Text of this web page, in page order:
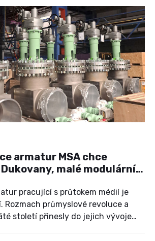
spolupracují dlouhodobě a přinášejí
zkušenosti z předchozích ročníků,
komisi také nové osobnosti.
armatur MSA chce
malé modulární
pracující s průtokem médií je
Rozmach průmyslové revoluce a
století přinesly do jejich vývoje